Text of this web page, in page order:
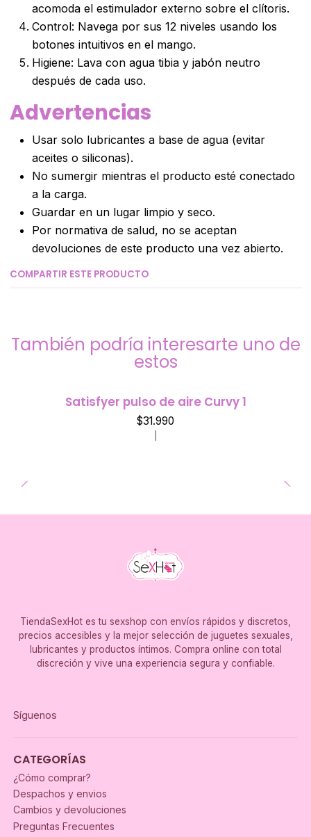
acomoda el estimulador externo sobre el clítoris.
Control: Navega por sus 12 niveles usando los
botones intuitivos en el mango.
Higiene: Lava con agua tibia y jabón neutro
después de cada uso.
Advertencias
Usar solo lubricantes a base de agua (evitar
aceites o siliconas).
No sumergir mientras el producto esté conectado
a la carga.
Guardar en un lugar limpio y seco.
Por normativa de salud, no se aceptan
devoluciones de este producto una vez abierto.
COMPARTIR ESTE PRODUCTO
También podría interesarte uno de
estos
Satisfyer pulso de aire Curvy 1
$31.990
TiendaSexHot es tu sexshop con envíos rápidos y discretos,
precios accesibles y la mejor selección de juguetes sexuales,
lubricantes y productos íntimos. Compra online con total
discreción y vive una experiencia segura y confiable.
Síguenos
CATEGORÍAS
¿Cómo comprar?
Despachos y envios
Cambios y devoluciones
Preguntas Frecuentes